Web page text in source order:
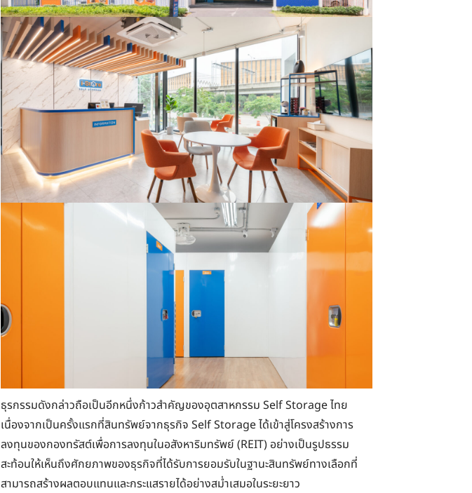
ธุรกรรมดังกล่าวถือเป็นอีกหนึ่งก้าวสำคัญของอุตสาหกรรม Self Storage ไทย
เนื่องจากเป็นครั้งแรกที่สินทรัพย์จากธุรกิจ Self Storage ได้เข้าสู่โครงสร้างการ
ลงทุนของกองทรัสต์เพื่อการลงทุนในอสังหาริมทรัพย์ (REIT) อย่างเป็นรูปธรรม
สะท้อนให้เห็นถึงศักยภาพของธุรกิจที่ได้รับการยอมรับในฐานะสินทรัพย์ทางเลือกที่
สามารถสร้างผลตอบแทนและกระแสรายได้อย่างสม่ำเสมอในระยะยาว